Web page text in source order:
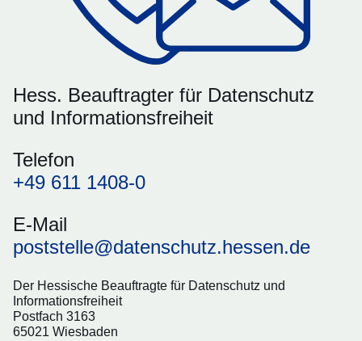
Hess. Beauftragter für Datenschutz
und Informationsfreiheit
Telefon
+49 611 1408-0
E-Mail
poststelle@datenschutz.hessen.de
Der Hessische Beauftragte für Datenschutz und
Informationsfreiheit
Postfach 3163
65021 Wiesbaden